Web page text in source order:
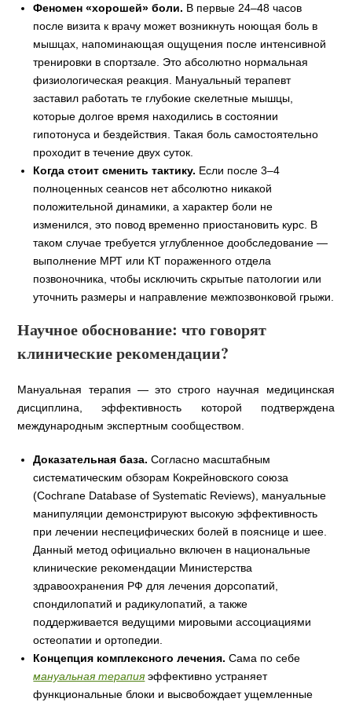
Феномен «хорошей» боли. В первые 24–48 часов
после визита к врачу может возникнуть ноющая боль в
мышцах, напоминающая ощущения после интенсивной
тренировки в спортзале. Это абсолютно нормальная
физиологическая реакция. Мануальный терапевт
заставил работать те глубокие скелетные мышцы,
которые долгое время находились в состоянии
гипотонуса и бездействия. Такая боль самостоятельно
проходит в течение двух суток.
Когда стоит сменить тактику. Если после 3–4
полноценных сеансов нет абсолютно никакой
положительной динамики, а характер боли не
изменился, это повод временно приостановить курс. В
таком случае требуется углубленное дообследование —
выполнение МРТ или КТ пораженного отдела
позвоночника, чтобы исключить скрытые патологии или
уточнить размеры и направление межпозвонковой грыжи.
Научное обоснование: что говорят
клинические рекомендации?
Мануальная терапия — это строго научная медицинская
дисциплина, эффективность которой подтверждена
международным экспертным сообществом.
Доказательная база. Согласно масштабным
систематическим обзорам Кокрейновского союза
(Cochrane Database of Systematic Reviews), мануальные
манипуляции демонстрируют высокую эффективность
при лечении неспецифических болей в пояснице и шее.
Данный метод официально включен в национальные
клинические рекомендации Министерства
здравоохранения РФ для лечения дорсопатий,
спондилопатий и радикулопатий, а также
поддерживается ведущими мировыми ассоциациями
остеопатии и ортопедии.
Концепция комплексного лечения. Сама по себе
мануальная терапияэффективно устраняет
функциональные блоки и высвобождает ущемленные